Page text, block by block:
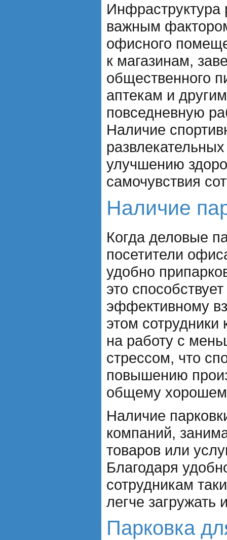
Инфраструктура
важным
офисного
к магазинам,
общественного
аптекам и
повседневную
Наличие
улучшению
самочувствия
Наличие
Когда деловые
посетители
удобно
это
эффективному
этом
на работу с
стрессом, что
повышению
общему
Наличие
компаний,
товаров или
Благодаря
сотрудникам
легче загружать
Парковка